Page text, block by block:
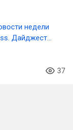
недели
Дайджест
37